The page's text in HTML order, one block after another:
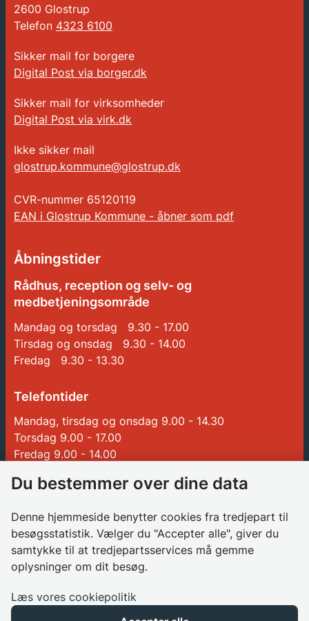
2600 Glostrup
Telefon 4323 6100
Sikker mail for borgere
Digital Post via borger.dk
Sikker mail for virksomheder
Digital Post via virk.dk
Ikke sikker mail
glostrup.kommune@glostrup.dk
CVR-nummer 65120119
EAN i Glostrup Kommune - åbner som pdf
Åbningstider
Rådhus, reception og selv- og
medbetjeningsområde
Mandag og torsdag 9.30 - 17.00
Tirsdag og onsdag 9.30 - 14.00
Fredag 9.30 - 13.30
Telefontider
Mandag, tirsdag og onsdag 9.00 - 14.30
Torsdag 9.00 - 17.00
Fredag 9.00 - 14.00
Betalinger til Glostrup Kommune
Borgerrådgiver
Søg job i kommunen
Databeskyttelsesrådgiver
Du bestemmer over dine data
Denne hjemmeside benytter cookies fra tredjepart til
besøgsstatistik. Vælger du "Accepter alle", giver du
samtykke til at tredjepartsservices må gemme
oplysninger om dit besøg.
Læs vores cookiepolitik